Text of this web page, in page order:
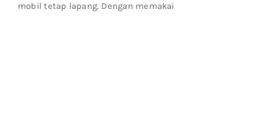
mobil tetap lapang. Dengan memakai